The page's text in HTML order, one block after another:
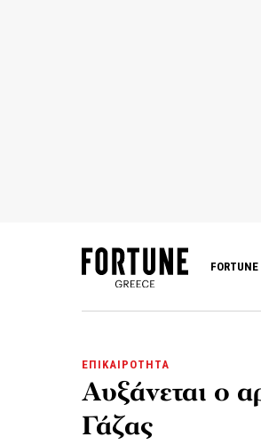
ΕΠΙΚΑΙΡΟΤΗΤΑ
Αυξάνεται ο
Γάζας